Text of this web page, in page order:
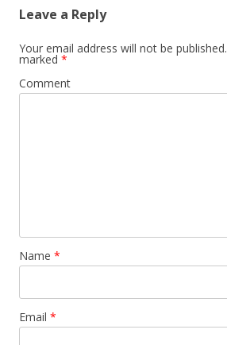
Leave a Reply
Your email address will not be published.
marked *
Comment
Name *
Email *